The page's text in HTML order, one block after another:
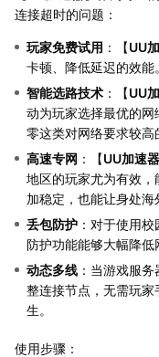
连接超时的问题：
玩家免费试用 ：【UU
卡顿、降低延迟的效能。
智能选路技术 ：【UU
动为玩家选择最优的
零这类对网络要求较高
高速专网 ：【UU加速器
地区的玩家尤为有效
加稳定，也能让身处海
丢包防护 ：对于使用
防护功能能够大幅降低
动态多线 ：当游戏服
整连接节点，无需玩
生。
使用步骤：